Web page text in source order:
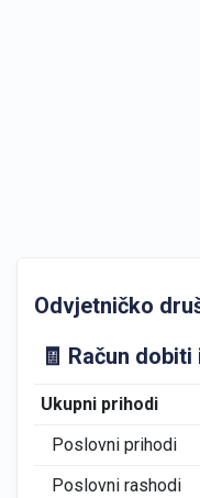
Odvjetničko
🧾 Račun
Ukupni prihodi
Poslovni prihodi
Poslovni rashodi